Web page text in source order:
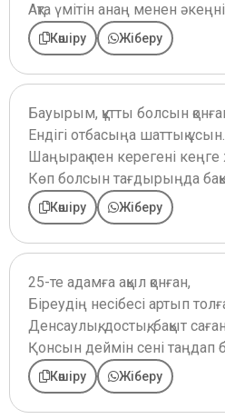
Ақта үмітін анаң менен
Көшіру Жіберу
Бауырым, құтты болсын
Ендігі отбасыңа шаттық ұсын.
Шаңырақ пен керегені
Көп болсын тағдырыңда
Көшіру Жіберу
25-те адамға ақыл қонған,
Біреудің несібесі артып
Денсаулық, достық, бақыт
Қонсын деймін сені таңдап
Көшіру Жіберу